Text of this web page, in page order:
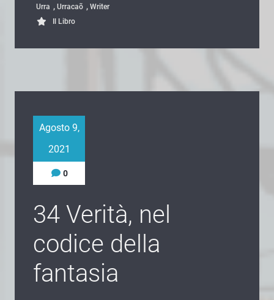
Urra , Urracaõ , Writer
Il Libro
Agosto 9,
2021
0
34 Verità, nel
codice della
fantasia